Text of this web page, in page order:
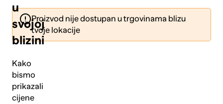
u
svojoj
blizini
Kako
bismo
prikazali
cijene
Pošalji
Proizvod nije dostupan u trgovinama blizu
tvoje lokacije